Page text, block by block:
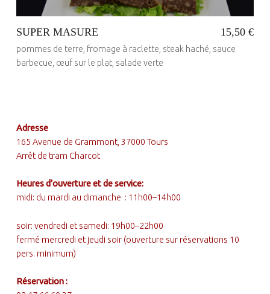
SUPER MASURE 15,50 €
pommes de terre, fromage à raclette, steak haché, sauce
barbecue, œuf sur le plat, salade verte
administrateur
FOOTER SIDEBAR
Adresse
165 Avenue de Grammont, 37000 Tours
Arrêt de tram Charcot
Heures d’ouverture et de service:
midi: du mardi au dimanche : 11h00–14h00
soir: vendredi et samedi: 19h00–22h00
fermé mercredi et jeudi soir (ouverture sur réservations 10
pers. minimum)
Réservation :